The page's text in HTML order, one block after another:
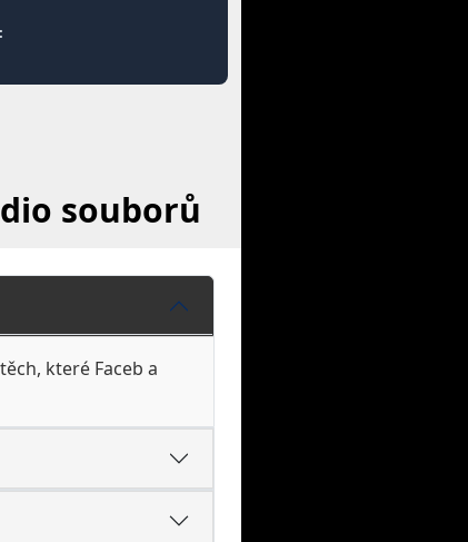
souborů
které Faceb a